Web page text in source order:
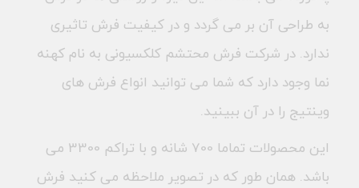
به طراحی آن بر می گردد و در کیفیت فرش تاثیری
ندارد. در شرکت فرش محتشم کلکسیونی به نام کهنه
نما وجود دارد که شما می توانید انواع فرش های
وینتیج را در آن ببینید.
ا
ین محصولات تماما 700 شانه و با تراکم 3300 می
باشد. همان طور که در تصویر ملاحظه می کنید فرش